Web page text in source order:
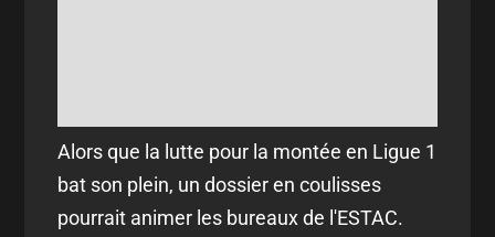
Alors que la lutte pour la montée en Ligue 1
bat son plein, un dossier en coulisses
pourrait animer les bureaux de l'ESTAC.